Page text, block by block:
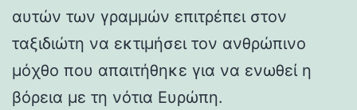
αυτών των γραμμών επιτρέπει στον
ταξιδιώτη να εκτιμήσει τον ανθρώπινο
μόχθο που απαιτήθηκε για να ενωθεί η
βόρεια με τη νότια Ευρώπη.